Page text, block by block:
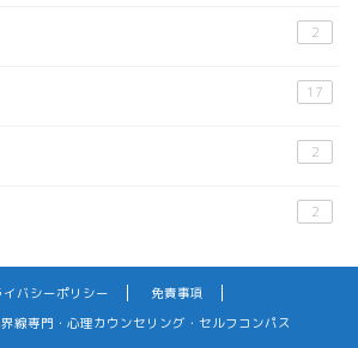
2
17
2
2
イバシーポリシー
免責事項
専門・心理カウンセリング・セルフコンパス